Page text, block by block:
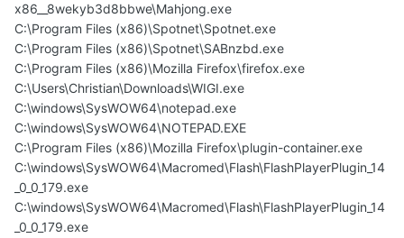
x86__8wekyb3d8bbwe\Mahjong.exe
C:\Program Files (x86)\Spotnet\Spotnet.exe
C:\Program Files (x86)\Spotnet\SABnzbd.exe
C:\Program Files (x86)\Mozilla Firefox\firefox.exe
C:\Users\Christian\Downloads\WIGI.exe
C:\windows\SysWOW64\notepad.exe
C:\windows\SysWOW64\NOTEPAD.EXE
C:\Program Files (x86)\Mozilla Firefox\plugin-container.exe
C:\windows\SysWOW64\Macromed\Flash\FlashPlayerPlugin_14
_0_0_179.exe
C:\windows\SysWOW64\Macromed\Flash\FlashPlayerPlugin_14
_0_0_179.exe